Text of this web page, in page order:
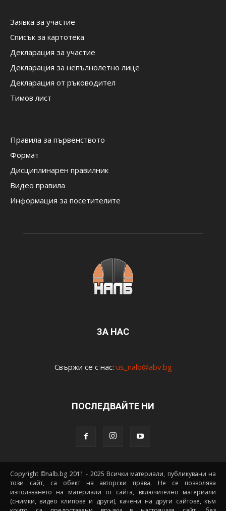
Заявка за участие
Списък за картотека
Декларация за участие
Декларация за непълнолетно лице
Декларация от ръководител
Тимов лист
Правила за първенството
Формат
Дисциплинарен правилник
Видео правила
Информация за посетителите
ЗА НАС
Свържи се с нас: us_nalb@abv.bg
ПОСЛЕДВАЙТЕ НИ
Copyright ©nalb.bg 2011 - 2025 Всички материали, публикувани на
този сайт, са обект на авторски права. Не се позволява
използването на материали от сайта, включително материали
(снимки, видео клипове и други), качени на други сайтове, към